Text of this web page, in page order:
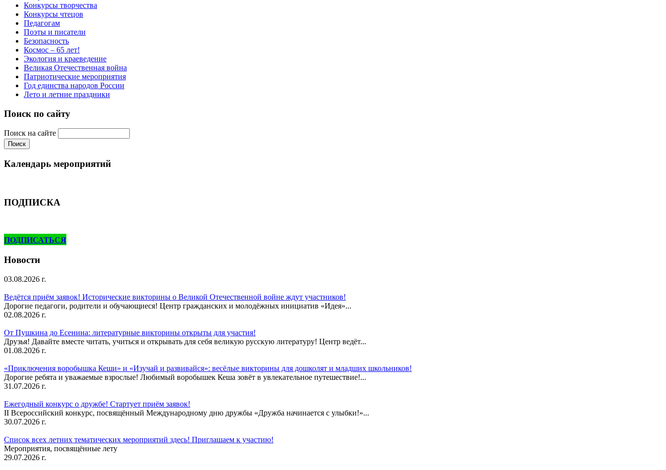
Конкурсы творчества
Конкурсы чтецов
Педагогам
Поэты и писатели
Безопасность
Космос – 65 лет!
Экология и краеведение
Великая Отечественная война
Патриотические мероприятия
Год единства народов России
Лето и летние праздники
Поиск по сайту
Поиск на сайте
Календарь мероприятий
ПОДПИСКА
ПОДПИСАТЬСЯ
Новости
03.08.2026 г.
Ведётся приём заявок! Исторические викторины о Великой Отечественной войне ждут участников!
Дорогие педагоги, родители и обучающиеся! Центр гражданских и молодёжных инициатив «Идея»...
02.08.2026 г.
От Пушкина до Есенина: литературные викторины открыты для участия!
Друзья! Давайте вместе читать, учиться и открывать для себя великую русскую литературу! Центр ведёт...
01.08.2026 г.
«Приключения воробышка Кеши» и «Изучай и развивайся»: весёлые викторины для дошколят и младших школьников!
Дорогие ребята и уважаемые взрослые! Любимый воробышек Кеша зовёт в увлекательное путешествие!...
31.07.2026 г.
Ежегодный конкурс о дружбе! Стартует приём заявок!
II Всероссийский конкурс, посвящённый Международному дню дружбы «Дружба начинается с улыбки!»...
30.07.2026 г.
Список всех летних тематических мероприятий здесь! Приглашаем к участию!
Мероприятия, посвящённые лету
29.07.2026 г.